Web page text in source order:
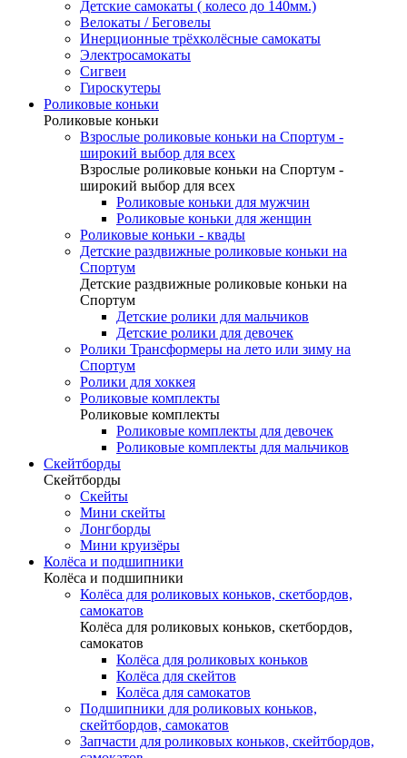
Детские самокаты ( колесо до 140мм.)
Велокаты / Беговелы
Инерционные трёхколёсные самокаты
Электросамокаты
Сигвеи
Гироскутеры
Роликовые коньки
Роликовые коньки
Взрослые роликовые коньки на Спортум -
широкий выбор для всех
Взрослые роликовые коньки на Спортум -
широкий выбор для всех
Роликовые коньки для мужчин
Роликовые коньки для женщин
Роликовые коньки - квады
Детские раздвижные роликовые коньки на
Спортум
Детские раздвижные роликовые коньки на
Спортум
Детские ролики для мальчиков
Детские ролики для девочек
Ролики Трансформеры на лето или зиму на
Спортум
Ролики для хоккея
Роликовые комплекты
Роликовые комплекты
Роликовые комплекты для девочек
Роликовые комплекты для мальчиков
Скейтборды
Скейтборды
Скейты
Мини скейты
Лонгборды
Мини круизёры
Колёса и подшипники
Колёса и подшипники
Колёса для роликовых коньков, скетбордов,
самокатов
Колёса для роликовых коньков, скетбордов,
самокатов
Колёса для роликовых коньков
Колёса для скейтов
Колёса для самокатов
Подшипники для роликовых коньков,
скейтбордов, самокатов
Запчасти для роликовых коньков, скейтбордов,